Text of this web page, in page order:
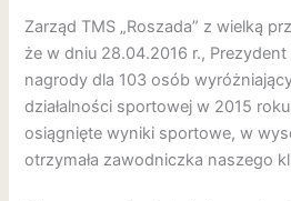
Zarząd TMS „Roszada” z wielką
że w dniu 28.04.2016 r.,
nagrody dla 103 osób
działalności sportowej w 2015
osiągnięte wyniki sportowe, w
otrzymała zawodniczka naszego